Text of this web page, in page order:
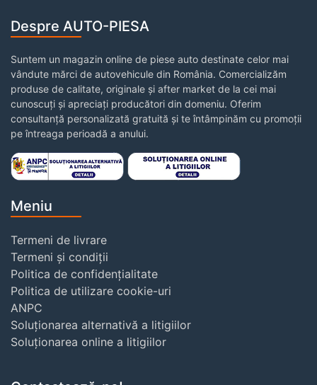
Despre AUTO-PIESA
Suntem un magazin online de piese auto destinate celor mai
vândute mărci de autovehicule din România. Comercializăm
produse de calitate, originale și after market de la cei mai
cunoscuți și apreciați producători din domeniu. Oferim
consultanță personalizată gratuită și te întâmpinăm cu promoții
pe întreaga perioadă a anului.
Meniu
Termeni de livrare
Termeni și condiții
Politica de confidențialitate
Politica de utilizare cookie-uri
ANPC
Soluționarea alternativă a litigiilor
Soluționarea online a litigiilor